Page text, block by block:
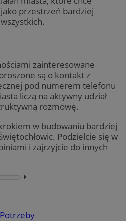
przestrzeń bardziej
zainteresowane
są o kontakt z
pod numerem telefonu
liczą na aktywny udział
rozmowę.
w budowaniu bardziej
Podzielcie się w
i zajrzyjcie do innych
⏵︎
Potrzeby